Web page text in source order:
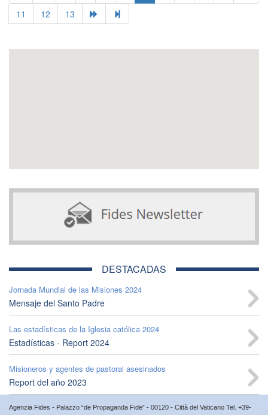
11
12 13
DESTACADAS
Jornada Mundial de las Misiones 2024
Mensaje del Santo Padre
Las estadísticas de la Iglesia católica 2024
Estadísticas - Report 2024
Misioneros y agentes de pastoral asesinados
Report del año 2023
Agenzia Fides - Palazzo “de Propaganda Fide” - 00120 - Città del Vaticano Tel. +39-